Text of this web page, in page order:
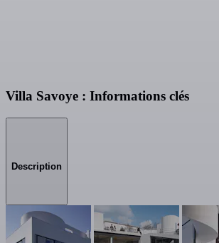
Villa Savoye : Informations clés
Description